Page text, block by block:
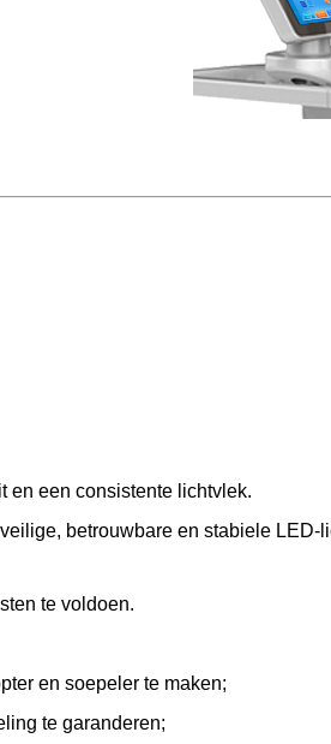
en een consistente lichtvlek.
betrouwbare en stabiele
te voldoen.
en soepeler te maken;
te garanderen;